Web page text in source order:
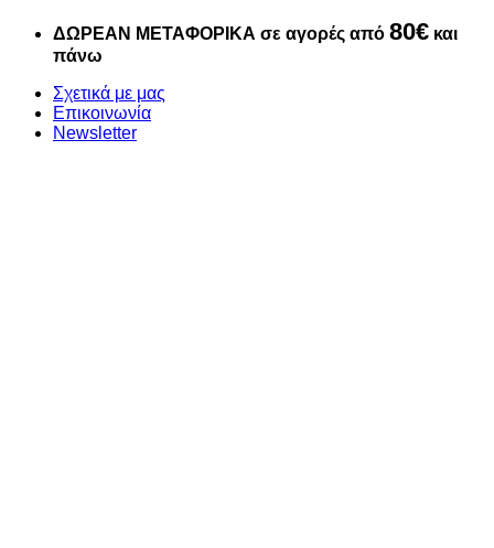
Μετάβαση
περιεχόμενο
ΔΩΡΕΑΝ ΜΕΤΑΦΟΡΙΚΑ σε αγορές από 80€ και
πάνω
Σχετικά με μας
Επικοινωνία
Newsletter